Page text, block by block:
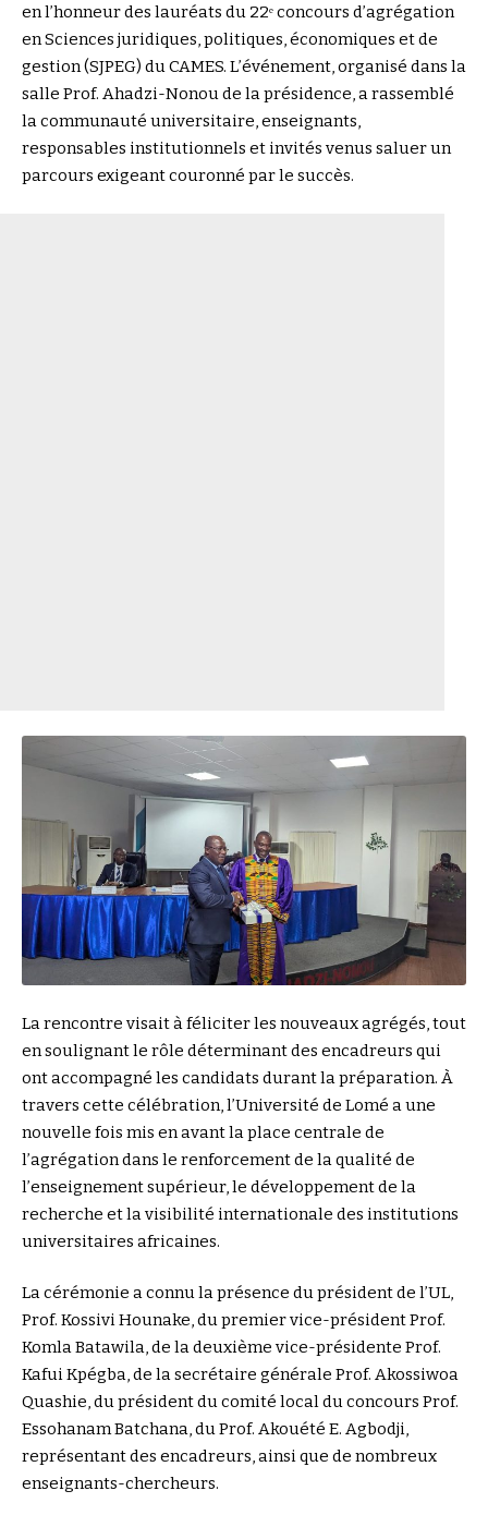
en l’honneur des lauréats du 22ᵉ concours d’agrégation
en Sciences juridiques, politiques, économiques et de
gestion (SJPEG) du CAMES. L’événement, organisé dans la
salle Prof. Ahadzi-Nonou de la présidence, a rassemblé
la communauté universitaire, enseignants,
responsables institutionnels et invités venus saluer un
parcours exigeant couronné par le succès.
La rencontre visait à féliciter les nouveaux agrégés, tout
en soulignant le rôle déterminant des encadreurs qui
ont accompagné les candidats durant la préparation. À
travers cette célébration, l’Université de Lomé a une
nouvelle fois mis en avant la place centrale de
l’agrégation dans le renforcement de la qualité de
l’enseignement supérieur, le développement de la
recherche et la visibilité internationale des institutions
universitaires africaines.
La cérémonie a connu la présence du président de l’UL,
Prof. Kossivi Hounake, du premier vice-président Prof.
Komla Batawila, de la deuxième vice-présidente Prof.
Kafui Kpégba, de la secrétaire générale Prof. Akossiwoa
Quashie, du président du comité local du concours Prof.
Essohanam Batchana, du Prof. Akouété E. Agbodji,
représentant des encadreurs, ainsi que de nombreux
enseignants-chercheurs.